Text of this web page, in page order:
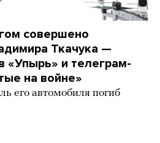
совершено
Ткачука —
«Упырь» и телеграм-
на войне»
его автомобиля погиб